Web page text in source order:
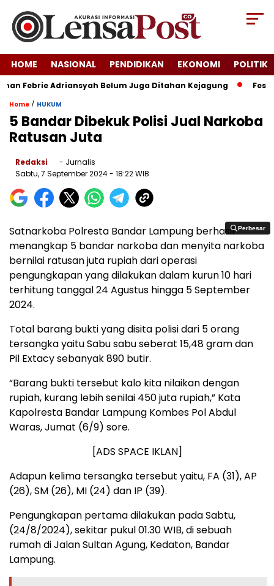
HOME NASIONAL PENDIDIKAN EKONOMI POLITIK
Febrie Adriansyah Belum Juga Ditahan Kejagung Festival
Home / HUKUM
5 Bandar Dibekuk Polisi Jual Narkoba
Ratusan Juta
Redaksi
- Jurnalis
Sabtu, 7 September 2024- 18:22 WIB
Perbesar
Perbesar
Satnarkoba Polresta Bandar Lampung berhasil
menangkap 5 bandar narkoba dan menyita narkoba
bernilai ratusan juta rupiah dari operasi
pengungkapan yang dilakukan dalam kurun 10 hari
terhitung tanggal 24 Agustus hingga 5 September
2024.
Total barang bukti yang disita polisi dari 5 orang
tersangka yaitu Sabu sabu seberat 15,48 gram dan
Pil Extacy sebanyak 890 butir.
“Barang bukti tersebut kalo kita nilaikan dengan
rupiah, kurang lebih senilai 450 juta rupiah,” Kata
Kapolresta Bandar Lampung Kombes Pol Abdul
Waras, Jumat (6/9) sore.
[ADS SPACE IKLAN]
Adapun kelima tersangka tersebut yaitu, FA (31), AP
(26), SM (26), MI (24) dan IP (39).
Pengungkapan pertama dilakukan pada Sabtu,
(24/8/2024), sekitar pukul 01.30 WIB, di sebuah
rumah di Jalan Sultan Agung, Kedaton, Bandar
Lampung.